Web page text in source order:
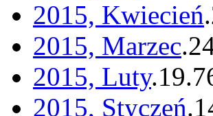
2015, Kwiecień.
2015, Marzec.
2015, Luty.19.
2015, Styczeń.